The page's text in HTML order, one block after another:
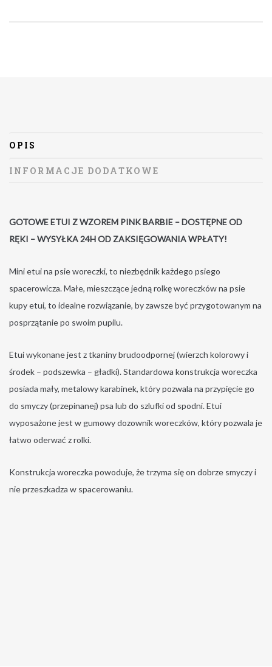
OPIS
INFORMACJE DODATKOWE
GOTOWE ETUI Z WZOREM PINK BARBIE – DOSTĘPNE OD
RĘKI – WYSYŁKA 24H OD ZAKSIĘGOWANIA WPŁATY!
Mini etui na psie woreczki, to niezbędnik każdego psiego
spacerowicza. Małe, mieszczące jedną rolkę woreczków na psie
kupy etui, to idealne rozwiązanie, by zawsze być przygotowanym na
posprzątanie po swoim pupilu.
Etui wykonane jest z tkaniny brudoodpornej (wierzch kolorowy i
środek – podszewka – gładki). Standardowa konstrukcja woreczka
posiada mały, metalowy karabinek, który pozwala na przypięcie go
do smyczy (przepinanej) psa lub do szlufki od spodni. Etui
wyposażone jest w gumowy dozownik woreczków, który pozwala je
łatwo oderwać z rolki.
Konstrukcja woreczka powoduje, że trzyma się on dobrze smyczy i
nie przeszkadza w spacerowaniu.